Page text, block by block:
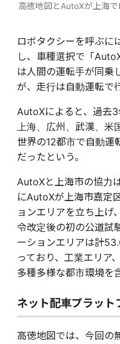
高徳地図とAutoXが上海
ロボタクシーを呼ぶに
し、車種選択で「
は人間の運転手が同乗
が、走行は自動運転で
AutoXによると、過去
上海、広州、武漢、米
世界の12都市で自動運
だったという。
AutoXと上海市の協力
にAutoXが上海市嘉定
ョンエリアを立ち上げ
令改定後の初の公道試
ーションエリアは計
っており、工業エリア
多種多様な都市環境を
ネット配車プラット
高徳地図では、今回の